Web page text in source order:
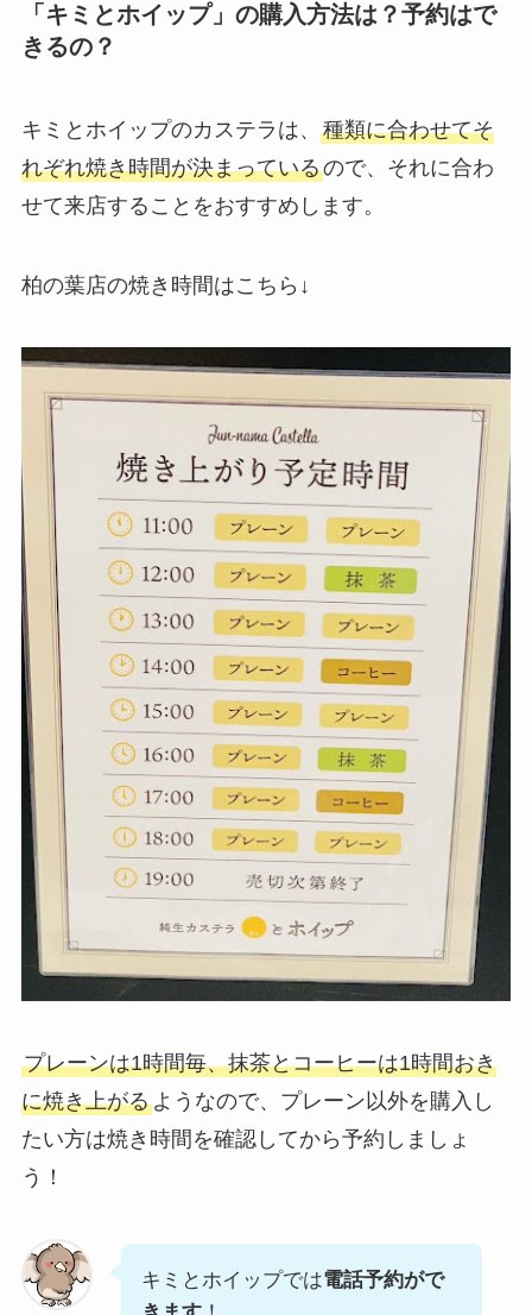
「キミとホイップ」の購入方法は？予約はで
きるの？
キミとホイップのカステラは、 種類に合わせてそ
れぞれ焼き時間が決まっているので、それに合わ
せて来店することをおすすめします。
柏の葉店の焼き時間はこちら↓
プレーンは1時間毎、抹茶とコーヒーは1時間おき
に焼き上がるようなので、プレーン以外を購入し
たい方は焼き時間を確認してから予約しましょ
う！
キミとホイップでは電話予約がで